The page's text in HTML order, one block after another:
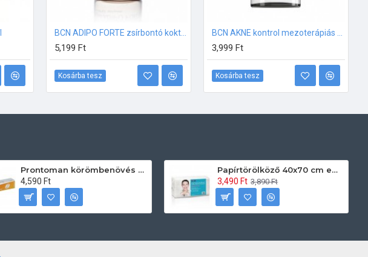
5,199 Ft
Kosárba tesz
3,999 Ft
Kosárba tesz
Prontoman körömbenövés kezelő gél tamponáláshoz 20 ml
4,590 Ft
Papírtörölköző 40x70 cm egyszerhasználatos 60db/csomag
3,490 Ft 3,890 Ft